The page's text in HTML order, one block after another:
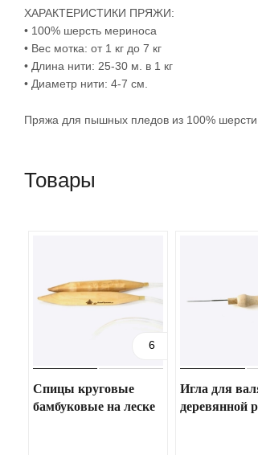
ХАРАКТЕРИСТИКИ ПРЯЖИ:
• 100% шерсть мериноса
• Вес мотка: от 1 кг до 7 кг
• Длина нити: 25-30 м. в 1 кг
• Диаметр нити: 4-7 см.
Пряжа для пышных пледов из 100%
Товары
6
Спицы круговые
бамбуковые на леске
Игла для
деревянной